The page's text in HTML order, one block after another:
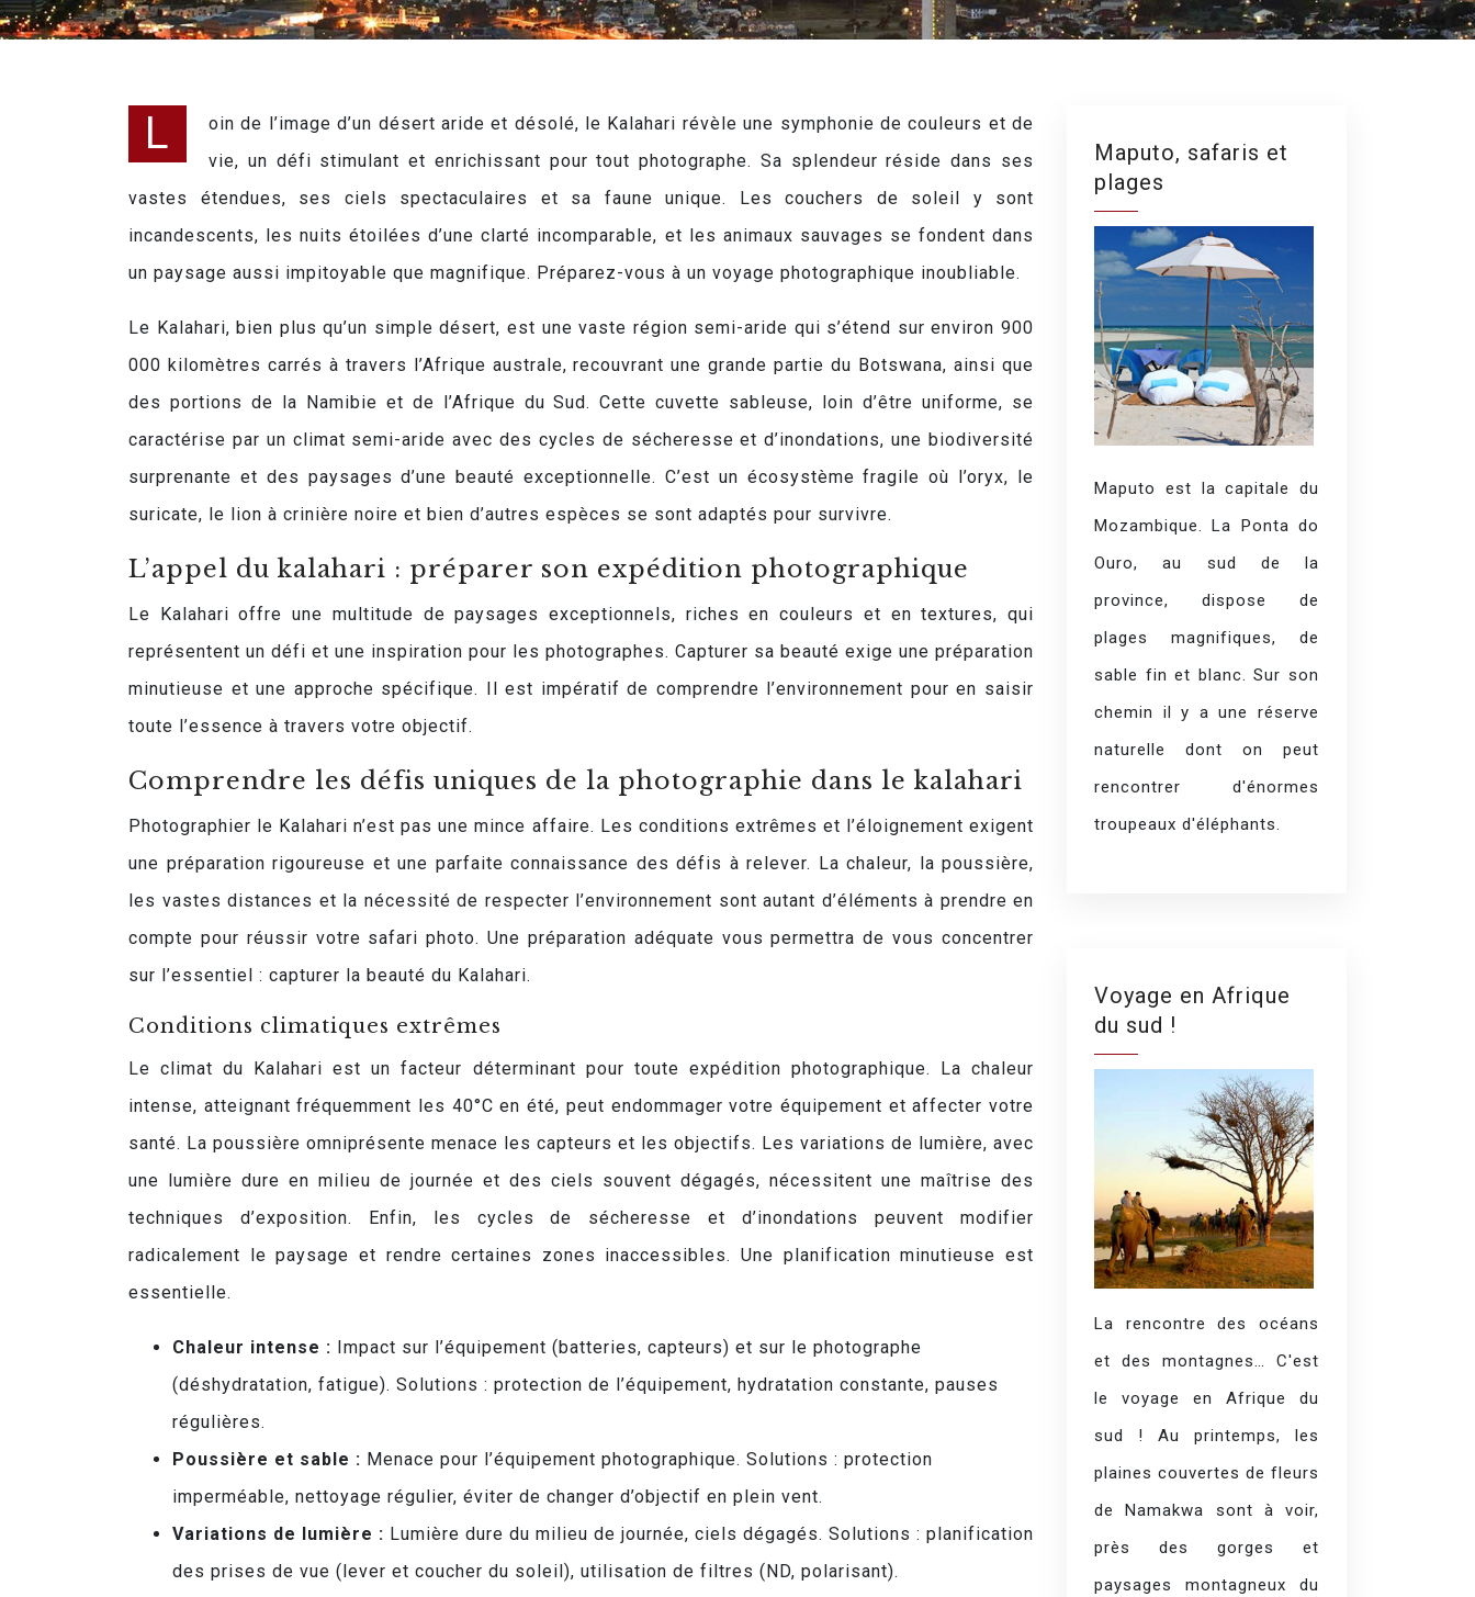
L
oin de l’image d’un désert aride et désolé, le Kalahari révèle une symphonie de couleurs et de
vie, un défi stimulant et enrichissant pour tout photographe. Sa splendeur réside dans ses
vastes étendues, ses ciels spectaculaires et sa faune unique. Les couchers de soleil y sont
incandescents, les nuits étoilées d’une clarté incomparable, et les animaux sauvages se fondent dans
un paysage aussi impitoyable que magnifique. Préparez-vous à un voyage photographique inoubliable.
Le Kalahari, bien plus qu’un simple désert, est une vaste région semi-aride qui s’étend sur environ 900
000 kilomètres carrés à travers l’Afrique australe, recouvrant une grande partie du Botswana, ainsi que
des portions de la Namibie et de l’Afrique du Sud. Cette cuvette sableuse, loin d’être uniforme, se
caractérise par un climat semi-aride avec des cycles de sécheresse et d’inondations, une biodiversité
surprenante et des paysages d’une beauté exceptionnelle. C’est un écosystème fragile où l’oryx, le
suricate, le lion à crinière noire et bien d’autres espèces se sont adaptés pour survivre.
L’appel du kalahari : préparer son expédition photographique
Le Kalahari offre une multitude de paysages exceptionnels, riches en couleurs et en textures, qui
représentent un défi et une inspiration pour les photographes. Capturer sa beauté exige une préparation
minutieuse et une approche spécifique. Il est impératif de comprendre l’environnement pour en saisir
toute l’essence à travers votre objectif.
Comprendre les défis uniques de la photographie dans le kalahari
Photographier le Kalahari n’est pas une mince affaire. Les conditions extrêmes et l’éloignement exigent
une préparation rigoureuse et une parfaite connaissance des défis à relever. La chaleur, la poussière,
les vastes distances et la nécessité de respecter l’environnement sont autant d’éléments à prendre en
compte pour réussir votre safari photo. Une préparation adéquate vous permettra de vous concentrer
sur l’essentiel : capturer la beauté du Kalahari.
Conditions climatiques extrêmes
Le climat du Kalahari est un facteur déterminant pour toute expédition photographique. La chaleur
intense, atteignant fréquemment les 40°C en été, peut endommager votre équipement et affecter votre
santé. La poussière omniprésente menace les capteurs et les objectifs. Les variations de lumière, avec
une lumière dure en milieu de journée et des ciels souvent dégagés, nécessitent une maîtrise des
techniques d’exposition. Enfin, les cycles de sécheresse et d’inondations peuvent modifier
radicalement le paysage et rendre certaines zones inaccessibles. Une planification minutieuse est
essentielle.
Chaleur intense : Impact sur l’équipement (batteries, capteurs) et sur le photographe
(déshydratation, fatigue). Solutions : protection de l’équipement, hydratation constante, pauses
régulières.
Poussière et sable : Menace pour l’équipement photographique. Solutions : protection
imperméable, nettoyage régulier, éviter de changer d’objectif en plein vent.
Variations de lumière : Lumière dure du milieu de journée, ciels dégagés. Solutions : planification
des prises de vue (lever et coucher du soleil), utilisation de filtres (ND, polarisant).
Maputo, safaris et
plages
Maputo est la capitale du
Mozambique. La Ponta do
Ouro, au sud de la
province, dispose de
plages magnifiques, de
sable fin et blanc. Sur son
chemin il y a une réserve
naturelle dont on peut
rencontrer d'énormes
troupeaux d'éléphants.
Voyage en Afrique
du sud !
La rencontre des océans
et des montagnes… C'est
le voyage en Afrique du
sud ! Au printemps, les
plaines couvertes de fleurs
de Namakwa sont à voir,
près des gorges et
paysages montagneux du